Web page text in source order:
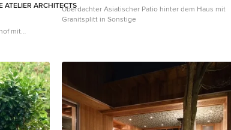
ARCHITECTS
mit
Überdachter Asiatischer Patio hinter dem Haus mit
Granitsplitt in Sonstige